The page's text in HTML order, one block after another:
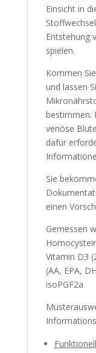
Einsicht in
Entstehung
spielen.
Kommen
und lassen
bestimmen.
venöse
dafür
Sie
einen
Gemessen
Vitamin D3
(AA, EPA,
isoPGF2a